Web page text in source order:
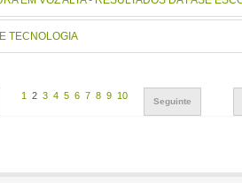
TECNOLOGIA
1 2 3 4 5 6 7 8 9 10
Seguinte